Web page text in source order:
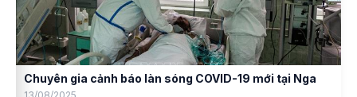
Chuyên gia cảnh báo làn sóng COVID-19 mới tại Nga